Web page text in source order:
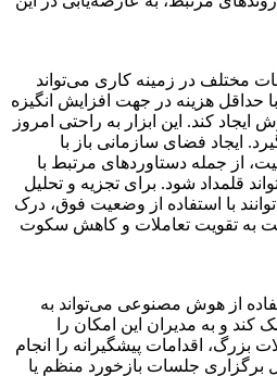
مختلف در زمینه کاری می‌تواند
حداقل هزینه در جهت افزایش انگیزه
ایجاد کند. این ابزار به راحتی امروز
ایجاد فضای سازمانی باز با
از جمله دستاوردهای مرتبط با
قلمداد شود. برای تجزیه و تحلیل
با استفاده از وضعیت فوق، درک
به تقویت تعاملات و کاهش سکوت
از هوش مصنوعی می‌تواند به
و به مدیران این امکان را
بزرگ، اقدامات پیشگیرانه را انجام
برگزاری جلسات بازخورد منظم یا